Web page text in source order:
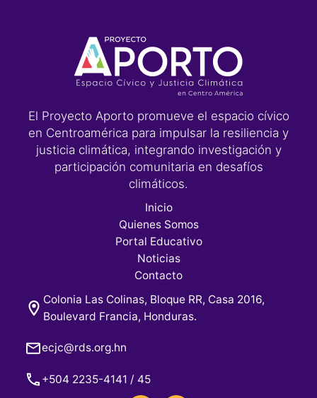
El Proyecto Aporto promueve el espacio cívico
en Centroamérica para impulsar la resiliencia y
justicia climática, integrando investigación y
participación comunitaria en desafíos
climáticos.
Inicio
Quienes Somos
Portal Educativo
Noticias
Contacto
Colonia Las Colinas, Bloque RR, Casa 2016,
Boulevard Francia, Honduras.
ecjc@rds.org.hn
+504 2235-4141 / 45